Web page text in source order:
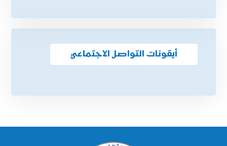
أيقونات التواصل الاجتماعي